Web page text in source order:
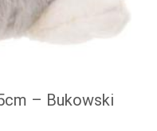
– Bukowski